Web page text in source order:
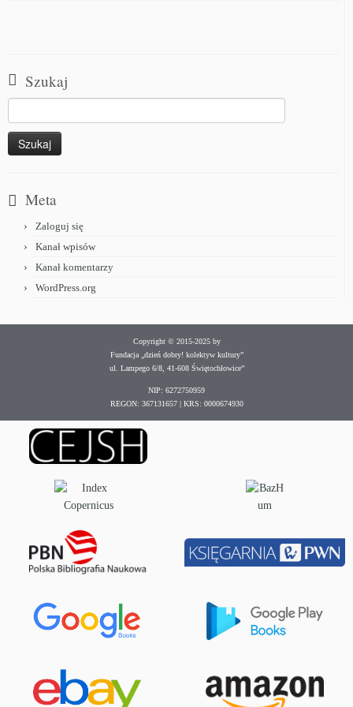
Szukaj
Meta
Zaloguj się
Kanał wpisów
Kanał komentarzy
WordPress.org
Copyright © 2015-2025 by
Fundacja „dzień dobry! kolektyw kultury”
ul. Lampego 6/8, 41-608 Świętochłowice”
NIP: 6272750959
REGON: 367131657 | KRS: 0000674930